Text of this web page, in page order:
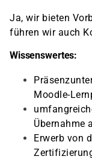
Ja, wir bieten
führen wir auch
Wissenswertes:
Moodle-
Übernahme
Erwerb von